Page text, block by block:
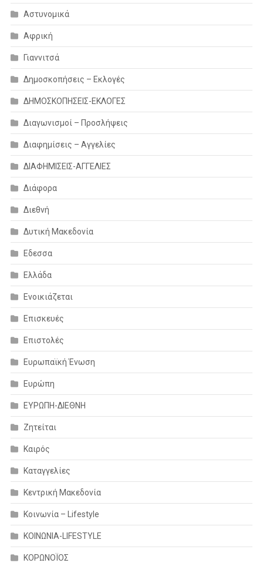
Αστυνομικά
Αφρική
Γιαννιτσά
Δημοσκοπήσεις – Εκλογές
ΔΗΜΟΣΚΟΠΗΣΕΙΣ-ΕΚΛΟΓΕΣ
Διαγωνισμοί – Προσλήψεις
Διαφημίσεις – Αγγελίες
ΔΙΑΦΗΜΙΣΕΙΣ-ΑΓΓΕΛΙΕΣ
Διάφορα
Διεθνή
Δυτική Μακεδονία
Εδεσσα
Ελλάδα
Ενοικιάζεται
Επισκευές
Επιστολές
Ευρωπαϊκή Ένωση
Ευρώπη
ΕΥΡΩΠΗ-ΔΙΕΘΝΗ
Ζητείται
Καιρός
Καταγγελίες
Κεντρική Μακεδονία
Κοινωνία – Lifestyle
ΚΟΙΝΩΝΙΑ-LIFESTYLE
ΚΟΡΩΝΟΪΟΣ